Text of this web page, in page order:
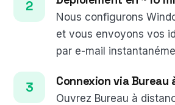
Nous configurons
et vous envoyons vos
par e-mail
Connexion via Bureau
Ouvrez Bureau à